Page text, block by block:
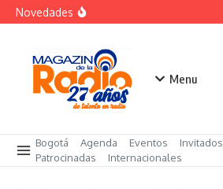
Saltar al contenido
Novedades
Menu
Bogotá Agenda Eventos
Invitados
Patrocinadas
Internacionales